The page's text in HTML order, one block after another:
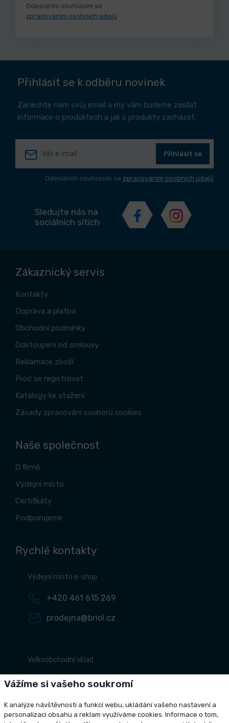
Odesláním souhlasím se
zpracováním osobních údajů
Přihlásit se k odběru novinek
Zanechte nám svůj email a my vám budeme zasílat
informace o produktech a jak s produkty zacházet.
Přihlásit se
Odesláním souhlasím se zpracováním osobních údajů
Sledujte nás na
sociálních sítích
Zákaznický servis
Kontakty
Doprava a platba
Obchodní podmínky
Odstoupení od smlouvy
Reklamace zboží
Proč se registrovat
Katalogy ke stažení
Zásady zpracování souborů cookies
Naše společnost
O firmě
Výdejní místo
Certifikáty
Podporujeme
Rychlé kontakty
Výdejní místo e-shop
+420 461 615 269
prodejna@briol.cz
Velkoobchodní sklad
+420 461 634 161
+420 461 634 381
odbyt@briol.cz
Vážíme si vašeho soukromí
K analýze návštěvnosti a funkcí webu, ukládání vašeho nastavení a
personalizaci obsahu a reklam využíváme cookies. Informace o tom,